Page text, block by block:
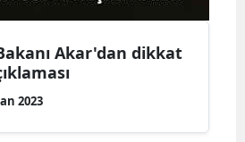
Akar'dan dikkat
2023